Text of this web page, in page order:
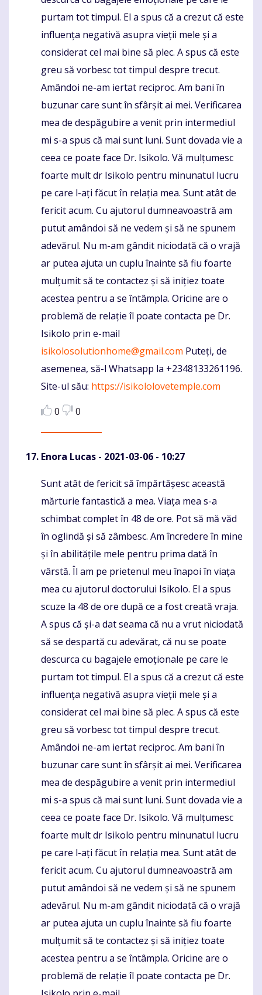
purtam tot timpul. El a spus că a crezut că este
influența negativă asupra vieții mele și a
considerat cel mai bine să plec. A spus că este
greu să vorbesc tot timpul despre trecut.
Amândoi ne-am iertat reciproc. Am bani în
buzunar care sunt în sfârșit ai mei. Verificarea
mea de despăgubire a venit prin intermediul
mi s-a spus că mai sunt luni. Sunt dovada vie a
ceea ce poate face Dr. Isikolo. Vă mulțumesc
foarte mult dr Isikolo pentru minunatul lucru
pe care l-ați făcut în relația mea. Sunt atât de
fericit acum. Cu ajutorul dumneavoastră am
putut amândoi să ne vedem și să ne spunem
adevărul. Nu m-am gândit niciodată că o vrajă
ar putea ajuta un cuplu înainte să fiu foarte
mulțumit să te contactez și să inițiez toate
acestea pentru a se întâmpla. Oricine are o
problemă de relație îl poate contacta pe Dr.
Isikolo prin e-mail
isikolosolutionhome@gmail.com Puteți, de
asemenea, să-l Whatsapp la +2348133261196.
Site-ul său: https://isikololovetemple.com
0
0
Enora Lucas - 2021-03-06 - 10:27
Komentaras
Sunt atât de fericit să împărtășesc această
mărturie fantastică a mea. Viața mea s-a
schimbat complet în 48 de ore. Pot să mă văd
în oglindă și să zâmbesc. Am încredere în mine
și în abilitățile mele pentru prima dată în
vârstă. Îl am pe prietenul meu înapoi în viața
mea cu ajutorul doctorului Isikolo. El a spus
scuze la 48 de ore după ce a fost creată vraja.
A spus că și-a dat seama că nu a vrut niciodată
să se despartă cu adevărat, că nu se poate
descurca cu bagajele emoționale pe care le
purtam tot timpul. El a spus că a crezut că este
influența negativă asupra vieții mele și a
considerat cel mai bine să plec. A spus că este
greu să vorbesc tot timpul despre trecut.
Amândoi ne-am iertat reciproc. Am bani în
buzunar care sunt în sfârșit ai mei. Verificarea
mea de despăgubire a venit prin intermediul
mi s-a spus că mai sunt luni. Sunt dovada vie a
ceea ce poate face Dr. Isikolo. Vă mulțumesc
foarte mult dr Isikolo pentru minunatul lucru
pe care l-ați făcut în relația mea. Sunt atât de
fericit acum. Cu ajutorul dumneavoastră am
putut amândoi să ne vedem și să ne spunem
adevărul. Nu m-am gândit niciodată că o vrajă
ar putea ajuta un cuplu înainte să fiu foarte
mulțumit să te contactez și să inițiez toate
acestea pentru a se întâmpla. Oricine are o
problemă de relație îl poate contacta pe Dr.